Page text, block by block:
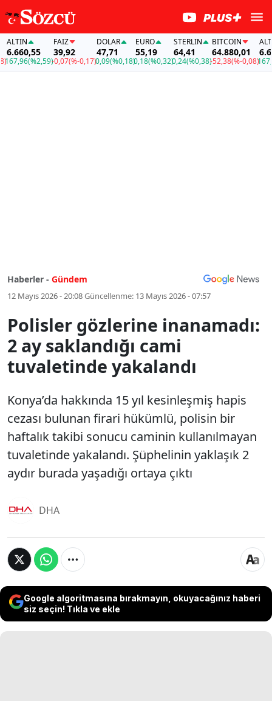
(%2,59)
FAİZ
39,92
-0,07(%-0,17)
DOLAR
47,71
0,09(%0,18)
EURO
55,19
0,18(%0,32)
STERLIN
64,41
0,24(%0,38)
BITCOIN
64.880,01
-52,38(%-0,08)
ALTIN
167,96
Haberler - Gündem
12 Mayıs 2026 - 20:08Güncellenme: 13 Mayıs 2026 - 07:57
Polisler gözlerine inanamadı:
2 ay saklandığı cami
tuvaletinde yakalandı
Konya’da hakkında 15 yıl kesinleşmiş hapis
cezası bulunan firari hükümlü, polisin bir
haftalık takibi sonucu caminin kullanılmayan
tuvaletinde yakalandı. Şüphelinin yaklaşık 2
aydır burada yaşadığı ortaya çıktı
DHA
Google algoritmasına bırakmayın, okuyacağınız haberi
siz seçin! Tıkla ve ekle